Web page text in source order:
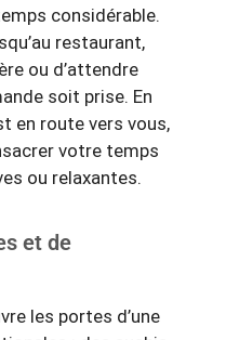
considérable.
restaurant,
ou d’attendre
soit prise. En
en route vers vous,
votre temps
ou relaxantes.
et de
les portes d’une